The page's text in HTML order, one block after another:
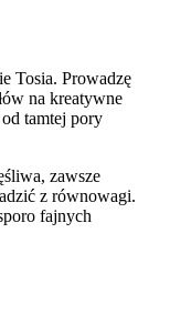
Tosia. Prowadzę
na kreatywne
tamtej pory
zawsze
z równowagi.
fajnych